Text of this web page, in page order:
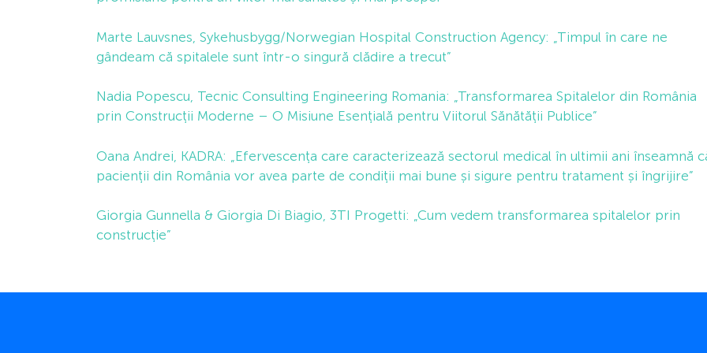
Marte Lauvsnes, Sykehusbygg/Norwegian Hospital Construction Agency: „Timpul în care ne
gândeam că spitalele sunt într-o singură clădire a trecut”
Nadia Popescu, Tecnic Consulting Engineering Romania: „Transformarea Spitalelor din România
prin Construcții Moderne – O Misiune Esențială pentru Viitorul Sănătății Publice”
Oana Andrei, KADRA: „Efervescența care caracterizează sectorul medical în ultimii ani înseamnă
pacienții din România vor avea parte de condiții mai bune și sigure pentru tratament și îngrijire”
Giorgia Gunnella & Giorgia Di Biagio, 3TI Progetti: „Cum vedem transformarea spitalelor prin
construcție”